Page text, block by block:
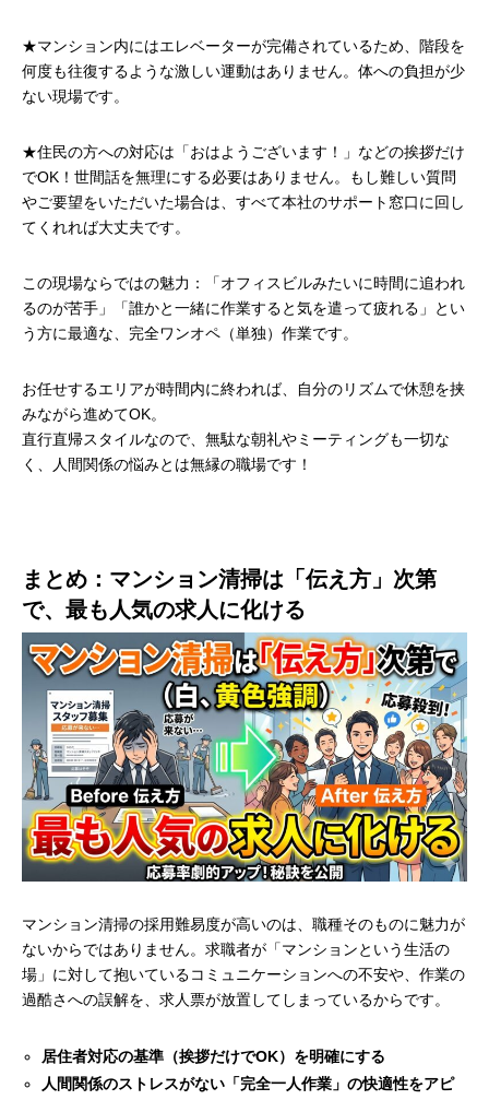
★マンション内にはエレベーターが完備されているため、階段を
何度も往復するような激しい運動はありません。体への負担が少
ない現場です。
★住民の方への対応は「おはようございます！」などの挨拶だけ
でOK！世間話を無理にする必要はありません。もし難しい質問
やご要望をいただいた場合は、すべて本社のサポート窓口に回し
てくれれば大丈夫です。
この現場ならではの魅力：「オフィスビルみたいに時間に追われ
るのが苦手」「誰かと一緒に作業すると気を遣って疲れる」とい
う方に最適な、完全ワンオペ（単独）作業です。
お任せするエリアが時間内に終われば、自分のリズムで休憩を挟
みながら進めてOK。
直行直帰スタイルなので、無駄な朝礼やミーティングも一切な
く、人間関係の悩みとは無縁の職場です！
まとめ：マンション清掃は「伝え方」次第
で、最も人気の求人に化ける
マンション清掃の採用難易度が高いのは、職種そのものに魅力が
ないからではありません。求職者が「マンションという生活の
場」に対して抱いているコミュニケーションへの不安や、作業の
過酷さへの誤解を、求人票が放置してしまっているからです。
居住者対応の基準（挨拶だけでOK）を明確にする
人間関係のストレスがない「完全一人作業」の快適性をアピ